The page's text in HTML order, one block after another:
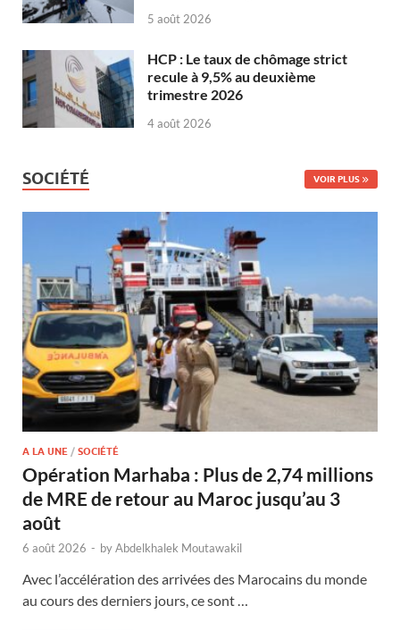
5 août 2026
HCP : Le taux de chômage strict
recule à 9,5% au deuxième
trimestre 2026
4 août 2026
SOCIÉTÉ VOIR PLUS
A LA UNE / SOCIÉTÉ
Opération Marhaba : Plus de 2,74 millions
de MRE de retour au Maroc jusqu’au 3
août
6 août 2026 - byAbdelkhalek Moutawakil
Avec l’accélération des arrivées des Marocains du monde
au cours des derniers jours, ce sont …